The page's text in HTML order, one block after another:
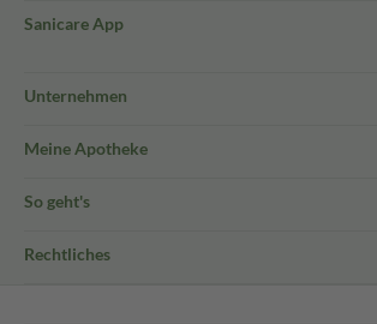
Sanicare App
Unternehmen
Meine Apotheke
So geht's
Rechtliches